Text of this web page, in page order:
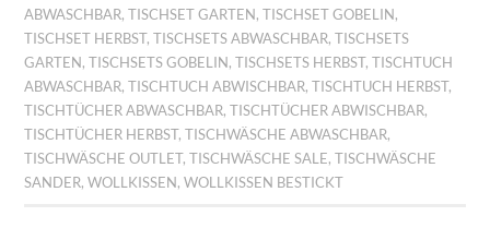
ABWASCHBAR,TISCHSET GARTEN,TISCHSET GOBELIN,
TISCHSET HERBST,TISCHSETS ABWASCHBAR,TISCHSETS
GARTEN,TISCHSETS GOBELIN,TISCHSETS HERBST,TISCHTUCH
ABWASCHBAR,TISCHTUCH ABWISCHBAR,TISCHTUCH HERBST,
TISCHTÜCHER ABWASCHBAR,TISCHTÜCHER ABWISCHBAR,
TISCHTÜCHER HERBST,TISCHWÄSCHE ABWASCHBAR,
TISCHWÄSCHE OUTLET,TISCHWÄSCHE SALE,TISCHWÄSCHE
SANDER,WOLLKISSEN,WOLLKISSEN BESTICKT